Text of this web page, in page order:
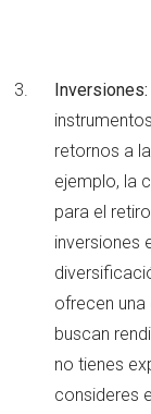
Inversiones:
retornos a
ejemplo, la
para el
inversiones
ofrecen
buscan
no tienes
consideres